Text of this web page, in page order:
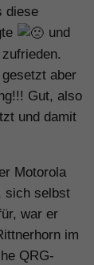
diese
und
gesetzt aber
Gut, also
und damit
Motorola
sich selbst
war er
im
QRG-